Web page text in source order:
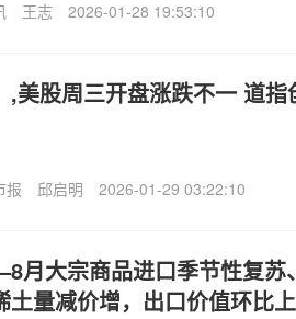
王志 2026-01-28 19:53:10
,美股周三开盘涨跌不一 道指
报 邱启明 2026-01-29 03:22:10
月大宗商品进口季节性复苏
土量减价增，出口价值环比